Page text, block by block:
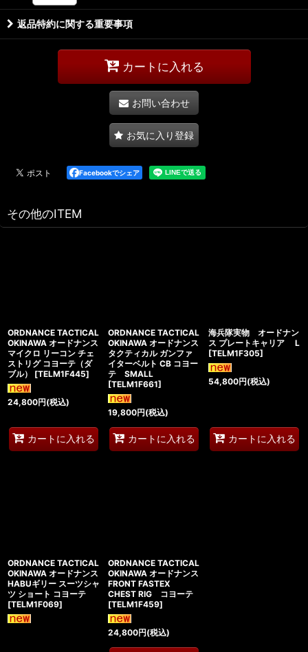
返品特約に関する重要事項
カートに入れる
お問い合わせ
お気に入り登録
Facebookでシェア
その他のITEM
ORDNANCE TACTICAL
OKINAWA オードナンス
マイクロ リーコン チェ
ストリグ コヨーテ（ダ
ブル）
[TELM1F445]
24,800円(税込)
カートに入れる
ORDNANCE TACTICAL
OKINAWA オードナンス
タクティカル ガンファ
イターベルト CB コヨー
テ SMALL
[TELM1F661]
19,800円(税込)
カートに入れる
海兵隊実物 オードナン
ス プレートキャリア L
[TELM1F305]
54,800円(税込)
カートに入れる
ORDNANCE TACTICAL
OKINAWA オードナンス
HABUギリー スーツシャ
ツ ショート コヨーテ
[TELM1F069]
ORDNANCE TACTICAL
OKINAWA オードナンス
FRONT FASTEX
CHEST RIG コヨーテ
[TELM1F459]
24,800円(税込)